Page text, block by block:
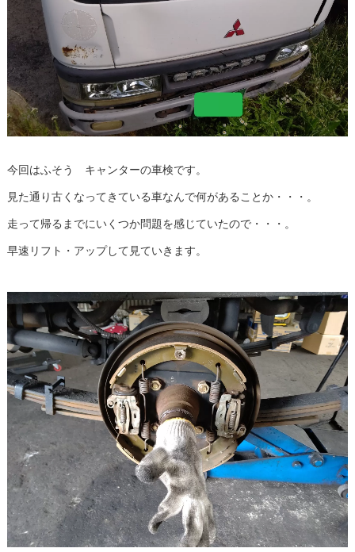
今回はふそう キャンターの車検です。
見た通り古くなってきている車なんで何があることか・・・。
走って帰るまでにいくつか問題を感じていたので・・・。
早速リフト・アップして見ていきます。